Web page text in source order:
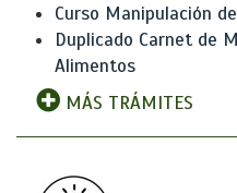
Curso Manipulación
Duplicado Carnet de
Alimentos
MÁS TRÁMITES